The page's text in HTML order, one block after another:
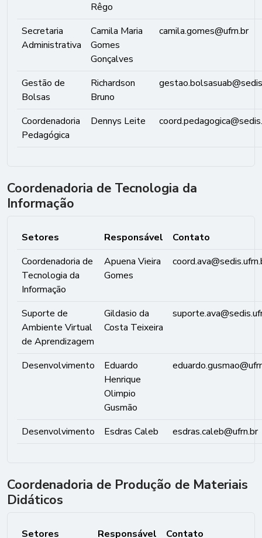
Rêgo
Secretaria
Administrativa
Camila Maria
Gomes
Gonçalves
camila.gomes@ufrn.br
Gestão de
Bolsas
Richardson
Bruno
Coordenadoria
Pedagógica
Dennys Leite
Coordenadoria de Tecnologia da
Informação
Setores Responsável
Contato
Coordenadoria de
Tecnologia da
Informação
Apuena Vieira
Gomes
Suporte de
Ambiente Virtual
de Aprendizagem
Gildasio da
Costa Teixeira
Desenvolvimento
Eduardo
Henrique
Olimpio
Gusmão
Desenvolvimento Esdras Caleb esdras.caleb@ufrn.br
Coordenadoria de Produção de Materiais
Didáticos
Setores Responsável Contato